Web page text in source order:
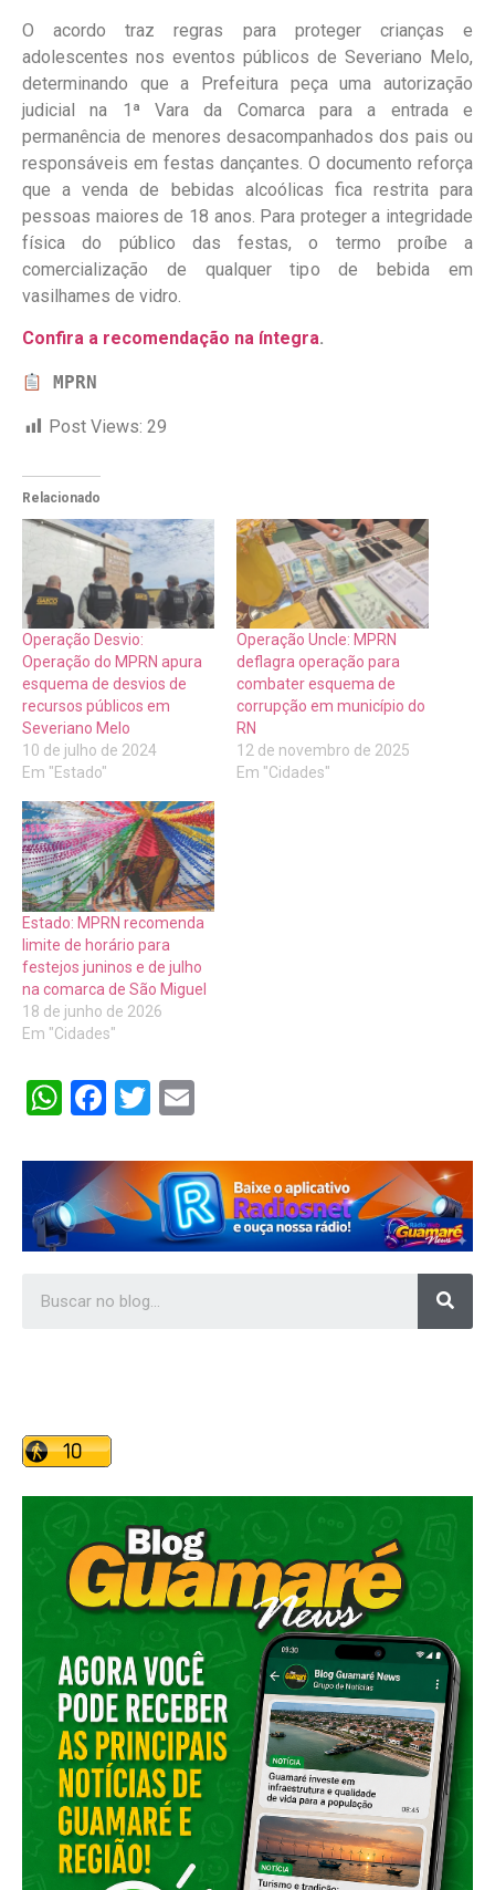
O acordo traz regras para proteger crianças e
adolescentes nos eventos públicos de Severiano Melo,
determinando que a Prefeitura peça uma autorização
judicial na 1ª Vara da Comarca para a entrada e
permanência de menores desacompanhados dos pais ou
responsáveis em festas dançantes. O documento reforça
que a venda de bebidas alcoólicas fica restrita para
pessoas maiores de 18 anos. Para proteger a integridade
física do público das festas, o termo proíbe a
comercialização de qualquer tipo de bebida em
vasilhames de vidro.
Confira a recomendação na íntegra.
MPRN
Post Views: 29
Relacionado
Operação Desvio:
Operação do MPRN apura
esquema de desvios de
recursos públicos em
Severiano Melo
10 de julho de 2024
Em "Estado"
Operação Uncle: MPRN
deflagra operação para
combater esquema de
corrupção em município do
RN
12 de novembro de 2025
Em "Cidades"
Estado: MPRN recomenda
limite de horário para
festejos juninos e de julho
na comarca de São Miguel
18 de junho de 2026
Em "Cidades"
WhatsApp
Facebook
Twitter